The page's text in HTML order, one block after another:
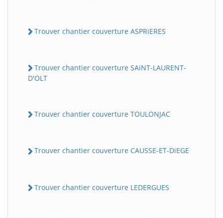
Trouver chantier couverture ASPRiERES
Trouver chantier couverture SAiNT-LAURENT-
D'OLT
Trouver chantier couverture TOULONJAC
Trouver chantier couverture CAUSSE-ET-DiEGE
Trouver chantier couverture LEDERGUES